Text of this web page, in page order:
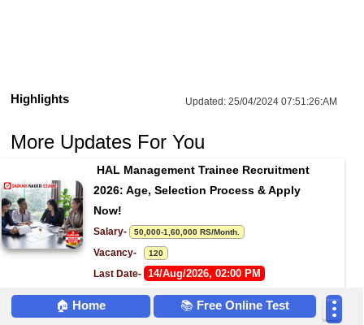
🏠 Home 📚 Free Online Test
Updated:25/04/2024 07:51:26:AM
Highlights
More Updates For You
HAL Management Trainee Recruitment
2026: Age, Selection Process & Apply
Now!
Salary- 50,000-1,60,000 RS/Month.
Vacancy- 120
Last Date- 14/Aug/2026, 02:00 PM
Location : All India